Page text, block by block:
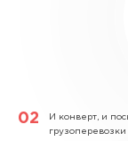
И конверт, и